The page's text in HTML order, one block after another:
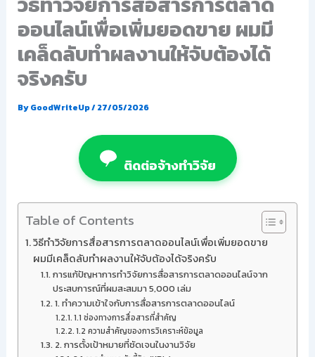
ออนไลน์เพื่อเพิ่มยอดขาย ผมมี
เคล็ดลับทำผลงานให้จับต้องได้
จริงครับ
ByGoodWriteUp/27/05/2026
ติดต่อจ้างทำวิจัย
Table of Contents
วิธีทำวิจัยการสื่อสารการตลาดออนไลน์เพื่อเพิ่มยอดขาย
ผมมีเคล็ดลับทำผลงานให้จับต้องได้จริงครับ
การแก้ปัญหาการทำวิจัยการสื่อสารการตลาดออนไลน์จาก
ประสบการณ์ที่ผมสะสมมา 5,000 เล่ม
1. ทำความเข้าใจกับการสื่อสารการตลาดออนไลน์
1.1 ช่องทางการสื่อสารที่สำคัญ
1.2 ความสำคัญของการวิเคราะห์ข้อมูล
2. การตั้งเป้าหมายที่ชัดเจนในงานวิจัย